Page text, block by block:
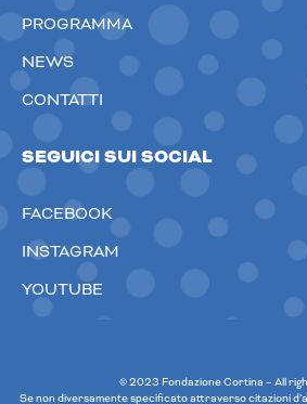
PROGRAMMA
NEWS
CONTATTI
SEGUICI SUI SOCIAL
FACEBOOK
INSTAGRAM
YOUTUBE
© 2023 Fondazione Cortina – All
Se non diversamente specificato attraverso citazioni